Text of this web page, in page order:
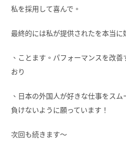
私を採用して喜んで。
最終的には私が提供されたを本当に
、ことます。パフォーマンスを改
おり
、日本の外国人が好きな仕事をス
負けないように願っています！
次回も続きます〜